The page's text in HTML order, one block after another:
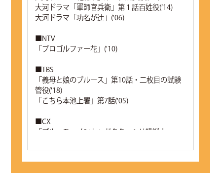
大河ドラマ「軍師官兵衛」第１話百姓役(‘14)
大河ドラマ「功名が辻」('06)
■NTV
「プロゴルファー花」('10)
■TBS
「義母と娘のブルース」第10話・二枚目の試験
管役('18)
「こちら本池上署」第7話('05)
■CX
「ブルーモーメント」ドクターヘリ操縦士
「家族ゲーム」最終話('13)
「ショートピース」（’11）